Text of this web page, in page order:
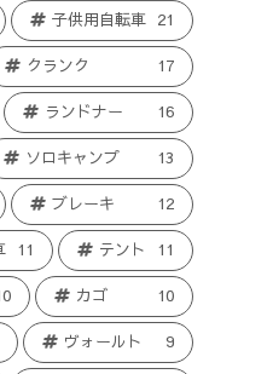
子供用自転車 21
クランク 17
ランドナー 16
ソロキャンプ 13
ブレーキ 12
11 テント 11
カゴ 10
ヴォールト 9